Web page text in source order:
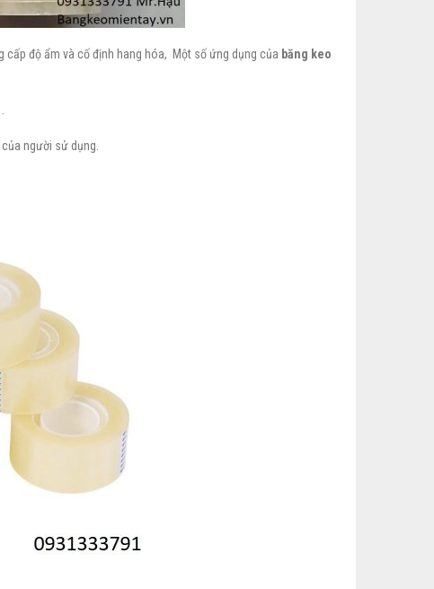
cấp độ ẩm và cố định hang hóa, Một số ứng dụng của băng keo
người sử dụng.